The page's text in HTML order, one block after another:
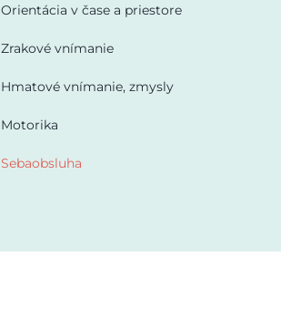
Orientácia v čase a priestore
Zrakové vnímanie
Hmatové vnímanie, zmysly
Motorika
Sebaobsluha